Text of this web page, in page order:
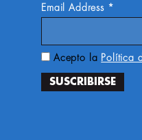
Email Address *
Acepto la Política